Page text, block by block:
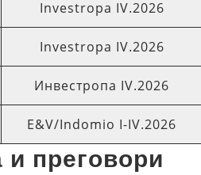
Investropa IV.2026
Investropa IV.2026
Инвестропа IV.2026
E&V/Indomio I-IV.2026
преговори